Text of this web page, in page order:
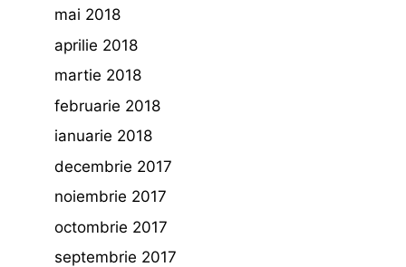
mai 2018
aprilie 2018
martie 2018
februarie 2018
ianuarie 2018
decembrie 2017
noiembrie 2017
octombrie 2017
septembrie 2017